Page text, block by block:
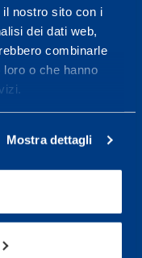
nostro sito con i
dei dati web,
combinarle
o che hanno
Mostra dettagli